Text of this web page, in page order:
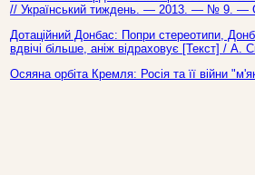
// Український тиждень. — 2013. — № 9. —
Дотаційний Донбас: Попри стереотипи,
вдвічі більше, аніж відраховує [Текст] /
Осяяна орбіта Кремля: Росія та її війни